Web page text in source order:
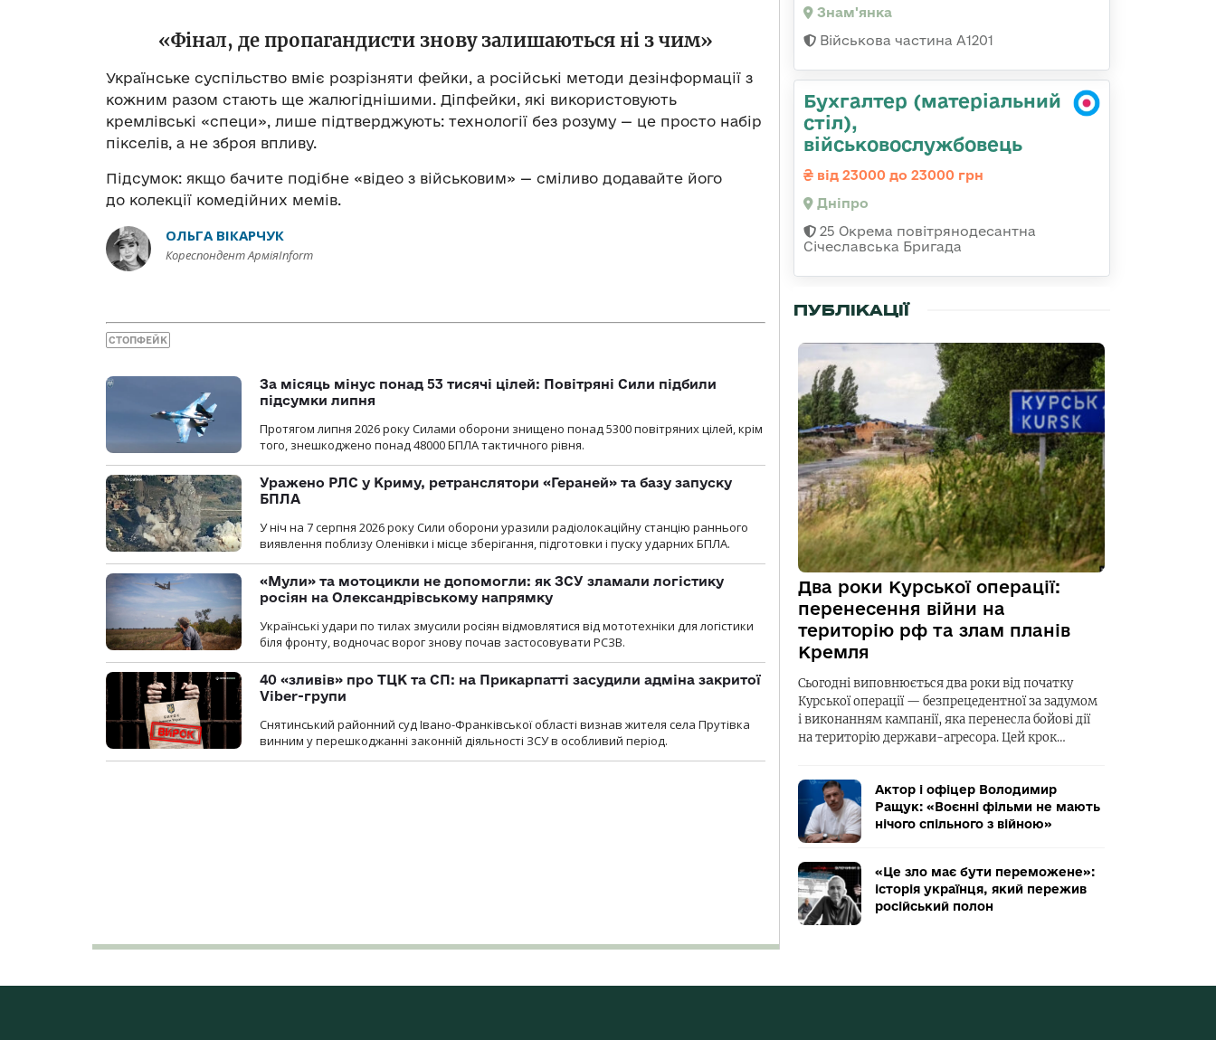
«Фінал, де пропагандисти знову залишаються ні з чим»
Українське суспільство вміє розрізняти фейки, а російські методи дезінформації з
кожним разом стають ще жалюгіднішими. Діпфейки, які використовують
кремлівські «специ», лише підтверджують: технології без розуму — це просто набір
пікселів, а не зброя впливу.
Підсумок: якщо бачите подібне «відео з військовим» — сміливо додавайте його
до колекції комедійних мемів.
ОЛЬГА ВІКАРЧУК
Кореспондент АрміяInform
СТОПФЕЙК
За місяць мінус понад 53 тисячі цілей: Повітряні Сили підбили
підсумки липня
Протягом липня 2026 року Cилами оборони знищено понад 5300 повітряних цілей, крім
того, знешкоджено понад 48000 БПЛА тактичного рівня.
Уражено РЛС у Криму, ретранслятори «Гераней» та базу запуску
БПЛА
У ніч на 7 серпня 2026 року Сили оборони уразили радіолокаційну станцію раннього
виявлення поблизу Оленівки і місце зберігання, підготовки і пуску ударних БПЛА.
«Мули» та мотоцикли не допомогли: як ЗСУ зламали логістику
росіян на Олександрівському напрямку
Українські удари по тилах змусили росіян відмовлятися від мототехніки для логістики
біля фронту, водночас ворог знову почав застосовувати РСЗВ.
40 «зливів» про ТЦК та СП: на Прикарпатті засудили адміна закритої
Viber-групи
Снятинський районний суд Івано-Франківської області визнав жителя села Прутівка
винним у перешкоджанні законній діяльності ЗСУ в особливий період.
Знам'янка
Військова частина А1201
Бухгалтер (матеріальний
стіл),
військовослужбовець
від 23000 до 23000 грн
Дніпро
25 Окрема повітрянодесантна
Січеславська Бригада
ПУБЛІКАЦІЇ
Два роки Курської операції:
перенесення війни на
територію рф та злам планів
Кремля
Сьогодні виповнюється два роки від початку
Курської операції — безпрецедентної за задумом
і виконанням кампанії, яка перенесла бойові дії
на територію держави-агресора. Цей крок…
Актор і офіцер Володимир
Ращук: «Воєнні фільми не мають
нічого спільного з війною»
«Це зло має бути переможене»:
історія українця, який пережив
російський полон